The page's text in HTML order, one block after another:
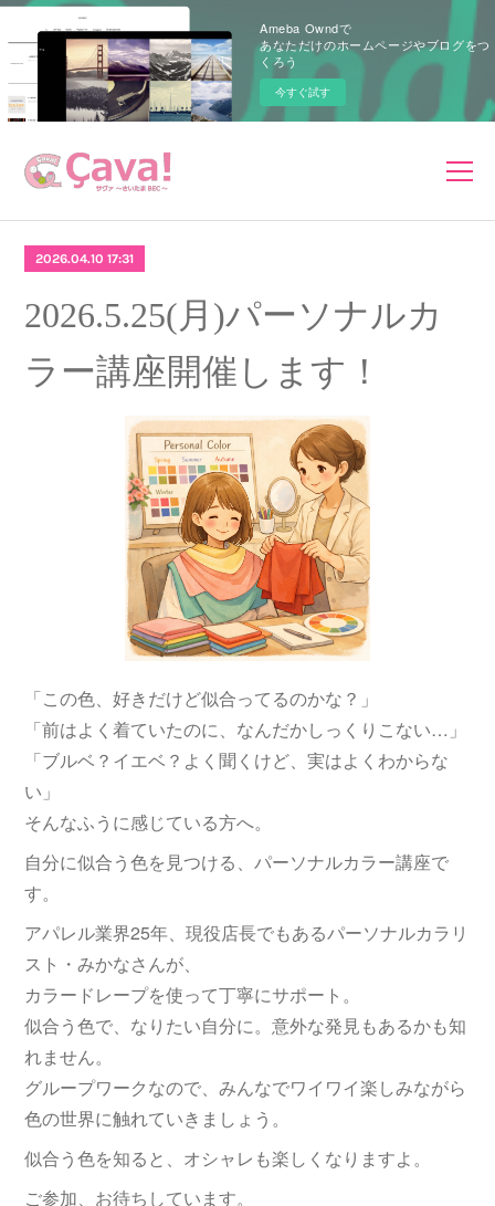
Ameba Owndで
あなただけのホームページやブログをつ
くろう
今すぐ試す
2026.04.10 17:31
2026.5.25(月)パーソナルカ
ラー講座開催します！
「この色、好きだけど似合ってるのかな？」
「前はよく着ていたのに、なんだかしっくりこない…」
「ブルベ？イエベ？よく聞くけど、実はよくわからな
い」
そんなふうに感じている方へ。
自分に似合う色を見つける、パーソナルカラー講座で
す。
アパレル業界25年、現役店長でもあるパーソナルカラリ
スト・みかなさんが、
カラードレープを使って丁寧にサポート。
似合う色で、なりたい自分に。意外な発見もあるかも知
れません。
グループワークなので、みんなでワイワイ楽しみながら
色の世界に触れていきましょう。
似合う色を知ると、オシャレも楽しくなりますよ。
ご参加、お待ちしています。